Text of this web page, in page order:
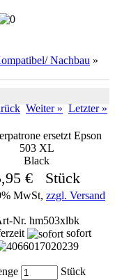
Nachbau »
Weiter » Letzter »
ersetzt Epson
503 XL
Black
€ Stück
MwSt, zzgl. Versand
Nr. hm503xlbk
sofort
Stück